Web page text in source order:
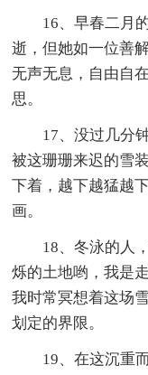
16、早春二月
逝，但她如一位善
无声无息，自由自
思。
17、没过几分
被这珊珊来迟的雪
下着，越下越猛越
画。
18、冬泳的人
烁的土地哟，我是
我时常冥想着这场
划定的界限。
19、在这沉重